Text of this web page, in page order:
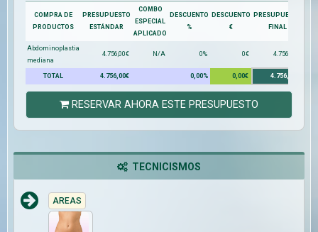
COMPRA DE
PRODUCTOS
PRESUPUESTO
ESTÁNDAR
COMBO
ESPECIAL
APLICADO
DESCUENTO
%
DESCUENTO
€
PRESUPUESTO
FINAL
Abdominoplastia
mediana
4.756,00€ N/A 0% 0€ 4.756,00€
TOTAL 4.756,00€ 0,00% 0,00€ 4.756,00€
RESERVAR AHORA ESTE PRESUPUESTO
TECNICISMOS
AREAS